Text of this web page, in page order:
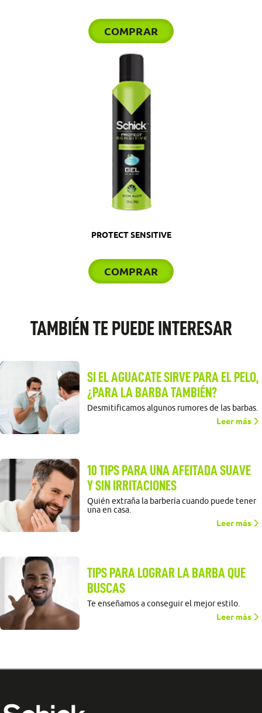
COMPRAR
PROTECT SENSITIVE
COMPRAR
TAMBIÉN TE PUEDE INTERESAR
SI EL AGUACATE SIRVE PARA EL PELO,
¿PARA LA BARBA TAMBIÉN?
Desmitificamos algunos rumores de las barbas.
Leer más
10 TIPS PARA UNA AFEITADA SUAVE
Y SIN IRRITACIONES
Quién extraña la barbería cuando puede tener
una en casa.
Leer más
TIPS PARA LOGRAR LA BARBA QUE
BUSCAS
Te enseñamos a conseguir el mejor estilo.
Leer más